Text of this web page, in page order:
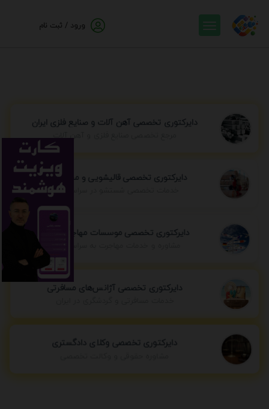
ورود / ثبت نام
دایرکتوری تخصصی آهن آلات و صنایع فلزی ایران
مرجع تخصصی صنایع فلزی و آهن آلات
دایرکتوری تخصصی قالیشویی و مبل شویی
خدمات تخصصی شستشو در سراسر ایران
دایرکتوری تخصصی موسسات مهاجرتی ایران
مشاوره و خدمات مهاجرت به سراسر جهان
دایرکتوری تخصصی آژانس‌های مسافرتی
دایرکتوری تخصصی وکلای دادگستری